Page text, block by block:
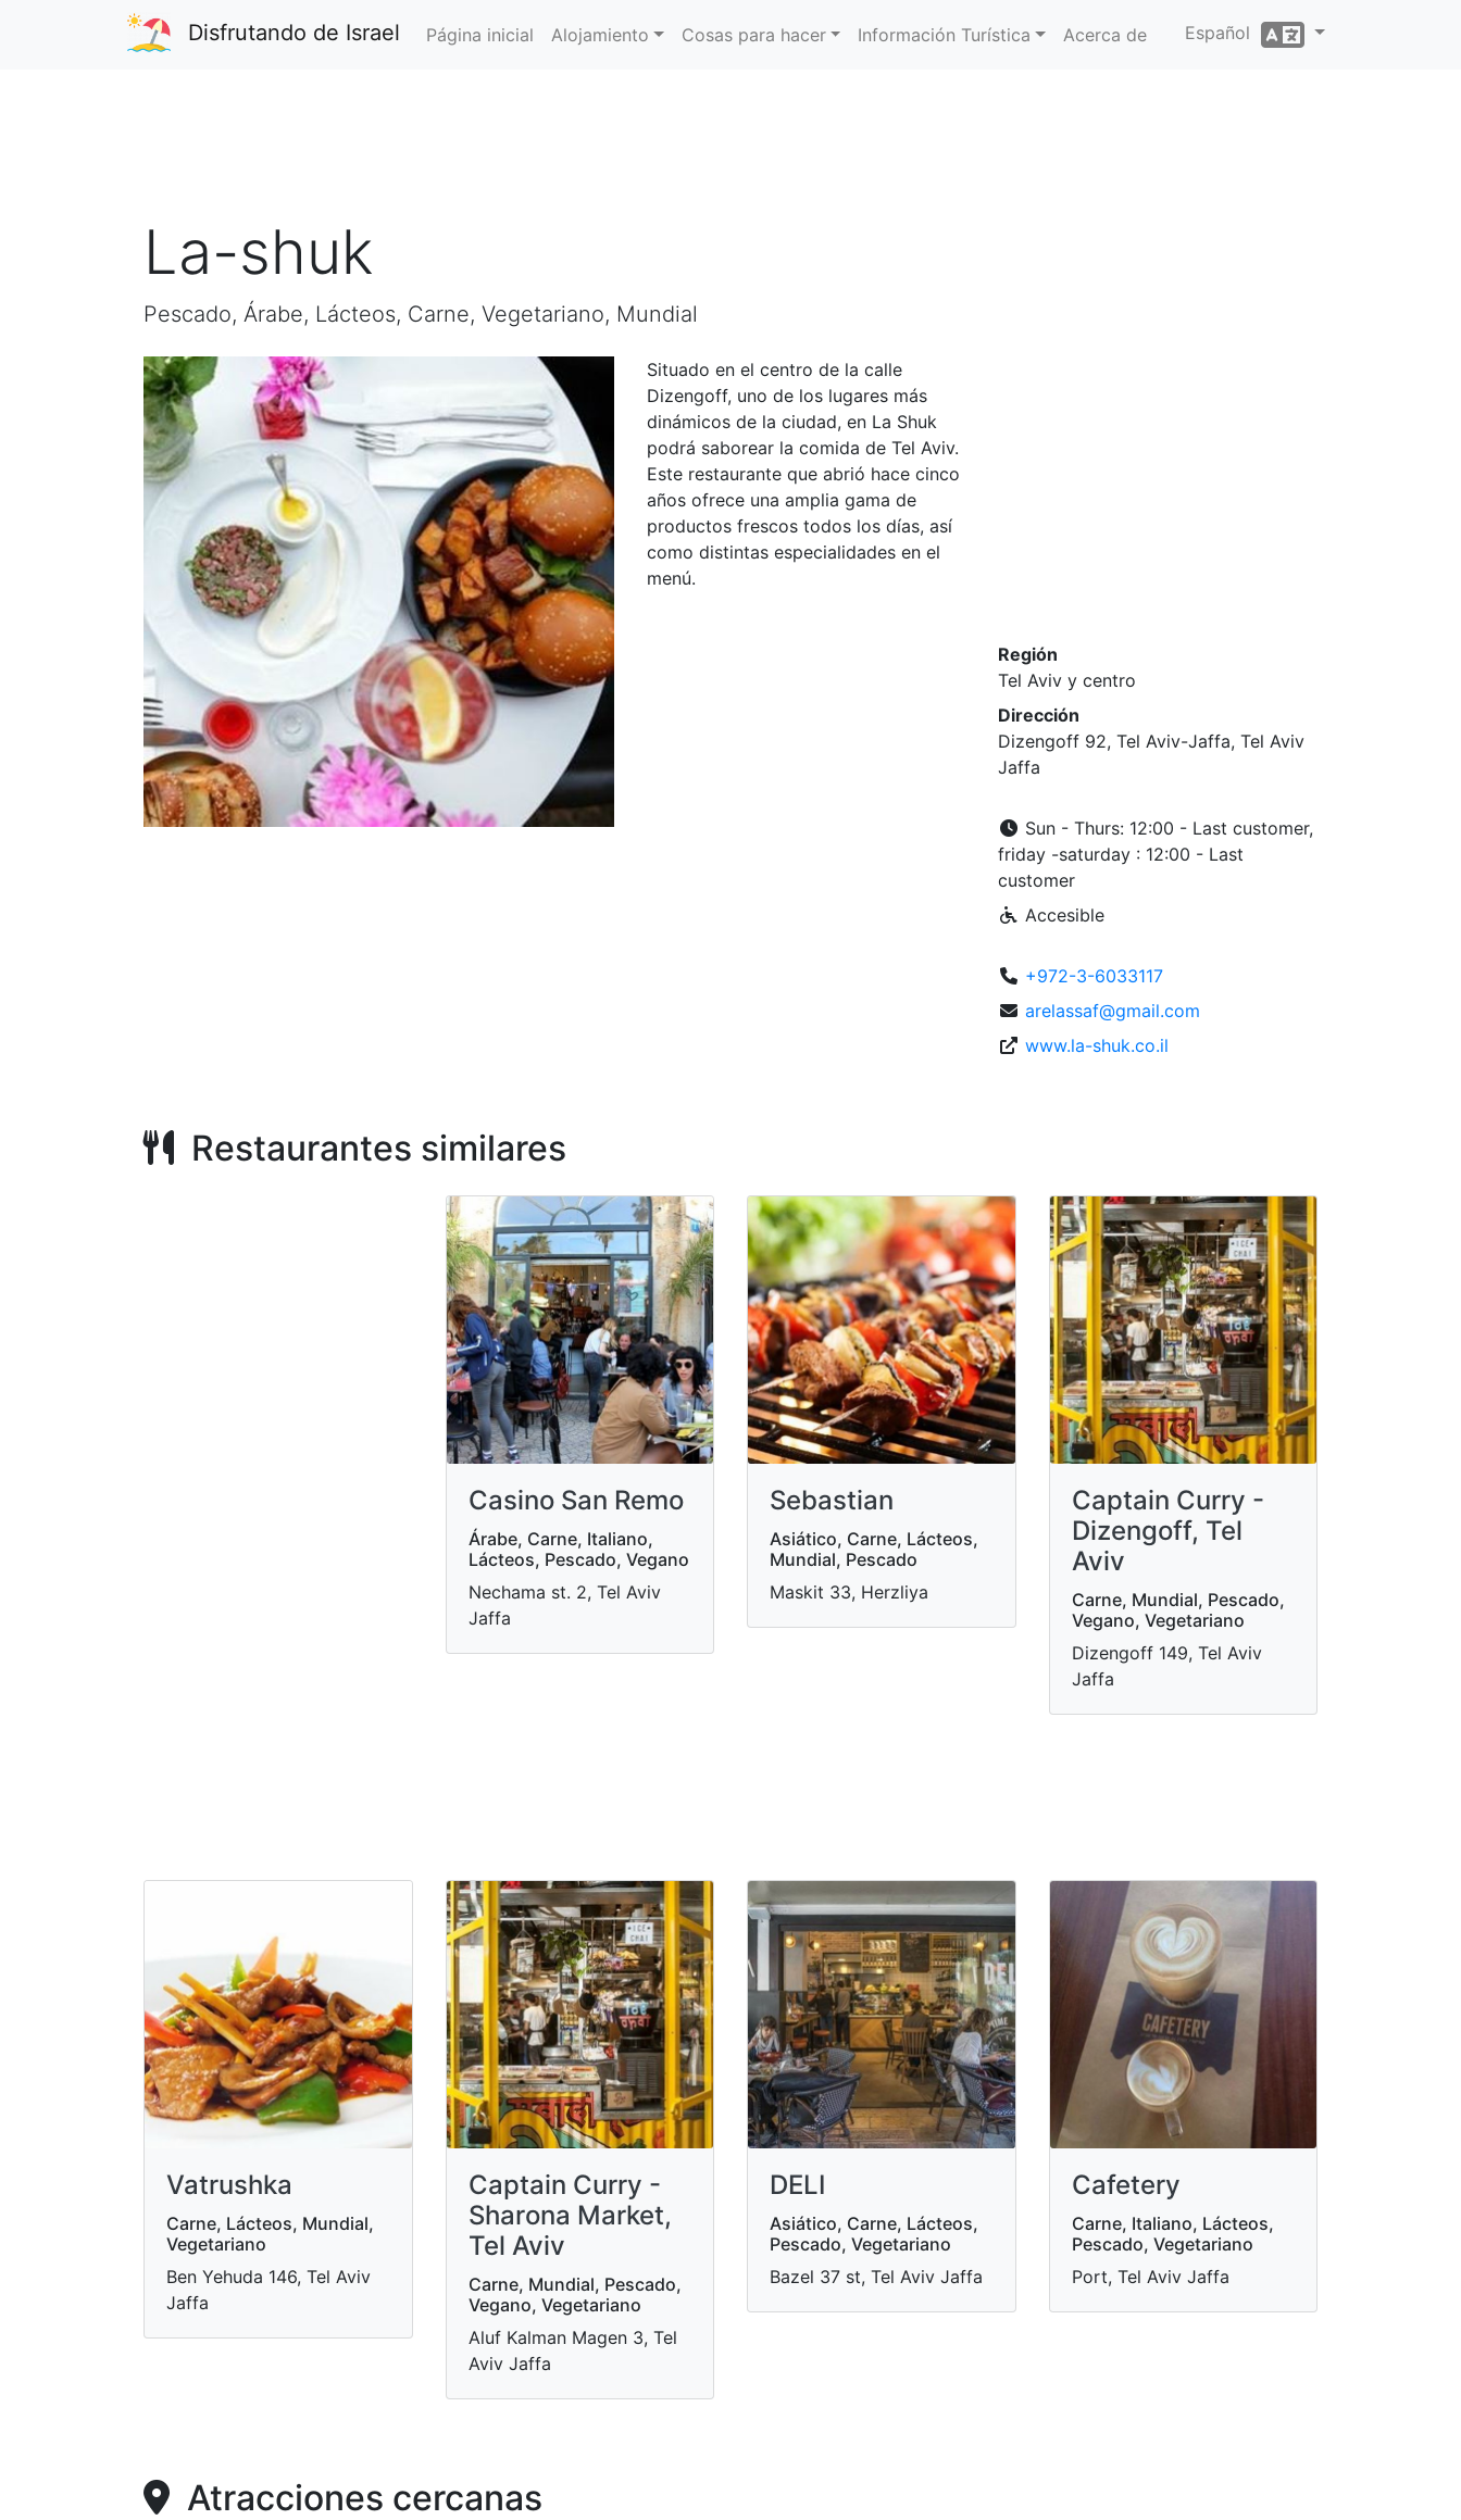
Disfrutando de Israel Página inicial Alojamiento Cosas para hacer Información Turística Acerca de Español
La-shuk
Pescado, Árabe, Lácteos, Carne, Vegetariano, Mundial
Situado en el centro de la calle
Dizengoff, uno de los lugares más
dinámicos de la ciudad, en La Shuk
podrá saborear la comida de Tel Aviv.
Este restaurante que abrió hace cinco
años ofrece una amplia gama de
productos frescos todos los días, así
como distintas especialidades en el
menú.
Región
Tel Aviv y centro
Dirección
Dizengoff 92, Tel Aviv-Jaffa, Tel Aviv
Jaffa
Sun - Thurs: 12:00 - Last customer,
friday -saturday : 12:00 - Last
customer
Accesible
+972-3-6033117
arelassaf@gmail.com
www.la-shuk.co.il
Restaurantes similares
Casino San Remo
Árabe, Carne, Italiano,
Lácteos, Pescado, Vegano
Nechama st. 2, Tel Aviv
Jaffa
Sebastian
Asiático, Carne, Lácteos,
Mundial, Pescado
Maskit 33, Herzliya
Captain Curry -
Dizengoff, Tel
Aviv
Carne, Mundial, Pescado,
Vegano, Vegetariano
Dizengoff 149, Tel Aviv
Jaffa
Vatrushka
Carne, Lácteos, Mundial,
Vegetariano
Ben Yehuda 146, Tel Aviv
Jaffa
Captain Curry -
Sharona Market,
Tel Aviv
Carne, Mundial, Pescado,
Vegano, Vegetariano
Aluf Kalman Magen 3, Tel
Aviv Jaffa
DELI
Asiático, Carne, Lácteos,
Pescado, Vegetariano
Bazel 37 st, Tel Aviv Jaffa
Cafetery
Carne, Italiano, Lácteos,
Pescado, Vegetariano
Port, Tel Aviv Jaffa
Atracciones cercanas